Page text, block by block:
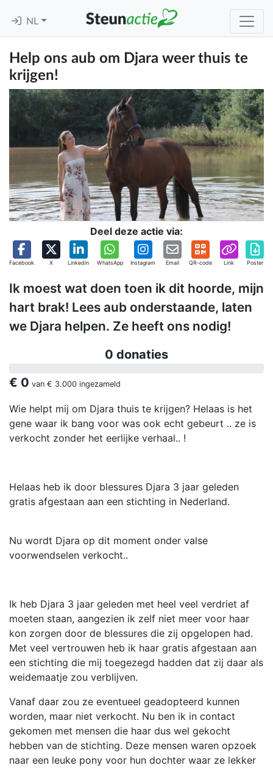
NL
Help ons aub om Djara weer thuis te
krijgen!
Deel deze actie via:
Facebook X Linkedin WhatsApp Instagram Email QR-code Link Poster
Ik moest wat doen toen ik dit hoorde, mijn
hart brak! Lees aub onderstaande, laten
we Djara helpen. Ze heeft ons nodig!
0 donaties
€ 0 van € 3.000 ingezameld
Wie helpt mij om Djara thuis te krijgen? Helaas is het
gene waar ik bang voor was ook echt gebeurt .. ze is
verkocht zonder het eerlijke verhaal.. !
Helaas heb ik door blessures Djara 3 jaar geleden
gratis afgestaan aan een stichting in Nederland.
Nu wordt Djara op dit moment onder valse
voorwendselen verkocht..
Ik heb Djara 3 jaar geleden met heel veel verdriet af
moeten staan, aangezien ik zelf niet meer voor haar
kon zorgen door de blessures die zij opgelopen had.
Met veel vertrouwen heb ik haar gratis afgestaan aan
een stichting die mij toegezegd hadden dat zij daar als
weidemaatje zou verblijven.
Vanaf daar zou ze eventueel geadopteerd kunnen
worden, maar niet verkocht. Nu ben ik in contact
gekomen met mensen die haar dus wel gekocht
hebben van de stichting. Deze mensen waren opzoek
naar een leuke pony voor hun dochter waar ze lekker